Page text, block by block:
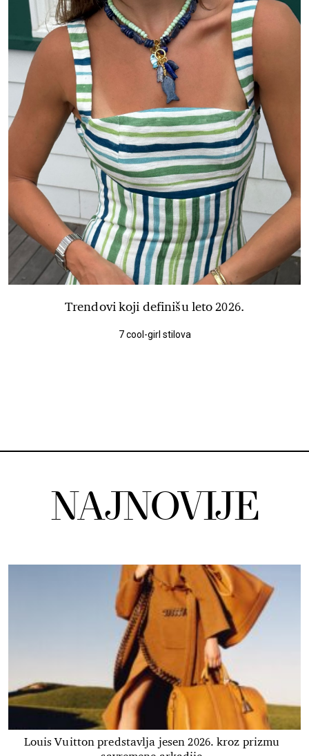
Trendovi koji definišu leto 2026.
7 cool-girl stilova
NAJNOVIJE
Louis Vuitton predstavlja jesen 2026. kroz prizmu